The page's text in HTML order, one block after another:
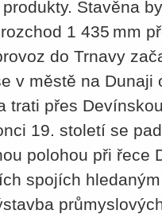
Stavěna
1 435 mm
do Trnavy
v městě na
trati přes
19. století se
polohou při řece
spojích